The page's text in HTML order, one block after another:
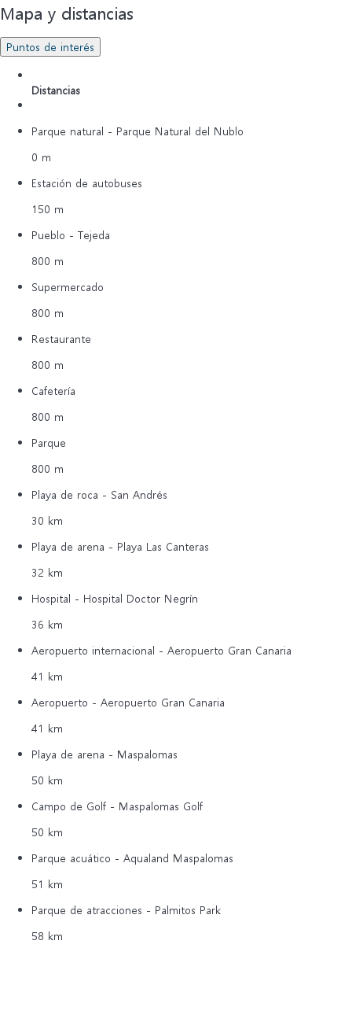
Mapa y distancias
Puntos de interés
Distancias
Parque natural - Parque Natural del Nublo
0 m
Estación de autobuses
150 m
Pueblo - Tejeda
800 m
Supermercado
800 m
Restaurante
800 m
Cafetería
800 m
Parque
800 m
Playa de roca - San Andrés
30 km
Playa de arena - Playa Las Canteras
32 km
Hospital - Hospital Doctor Negrín
36 km
Aeropuerto internacional - Aeropuerto Gran Canaria
41 km
Aeropuerto - Aeropuerto Gran Canaria
41 km
Playa de arena - Maspalomas
50 km
Campo de Golf - Maspalomas Golf
50 km
Parque acuático - Aqualand Maspalomas
51 km
Parque de atracciones - Palmitos Park
58 km